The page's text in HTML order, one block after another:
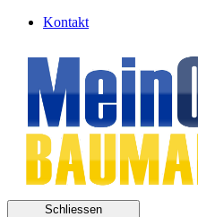
Kontakt
Schliessen